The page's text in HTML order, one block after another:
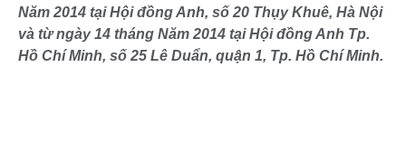
Năm 2014 tại Hội đồng Anh, số 20 Thụy Khuê, Hà Nội
và từ ngày 14 tháng Năm 2014 tại Hội đồng Anh Tp.
Hồ Chí Minh, số 25 Lê Duẩn, quận 1, Tp. Hồ Chí Minh.